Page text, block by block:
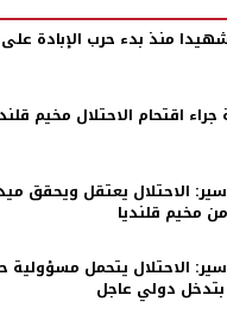
مخيم قلنديا
الاحتلال يتحمل مسؤولية
دولي عاجل